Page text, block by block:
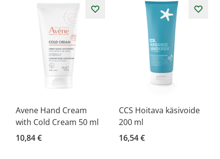
Avene Hand Cream
with Cold Cream 50 ml
10,84 €
CCS Hoitava käsivoide
200 ml
16,54 €